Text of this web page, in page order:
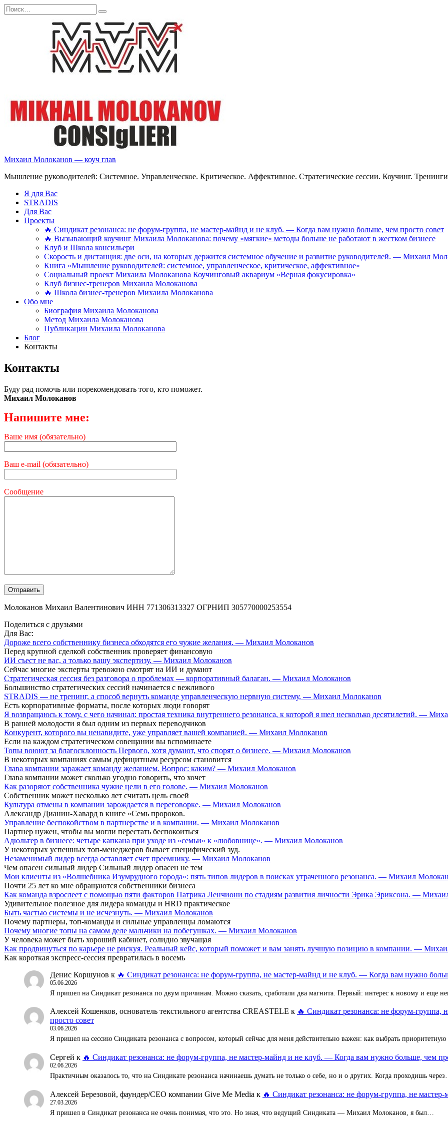
Перейти
к
Search
for:
Михаил Молоканов — коуч глав
Мышление руководителей: Системное. Управленческое. Критическое. Аффективное. Стратегические сессии. Коучинг.
Я для Вас
STRADIS
Для Вас
Проекты
🔥 Синдикат резонанса: не форум-группа, не мастер-майнд и не клуб. — Когда вам нужно больше, чем просто совет
🔥 Вызывающий коучинг Михаила Молоканова: почему «мягкие» методы больше не работают в жестком бизнесе
Клуб и Школа консильери
Скорость и дистанция: две оси, на которых держится системное обучение и развитие руководителей. — Михаил
Книга «Мышление руководителей: системное, управленческое, критическое, аффективное»
Социальный проект Михаила Молоканова Коучинговый аквариум «Верная фокусировка»
Клуб бизнес-тренеров Михаила Молоканова
🔥 Школа бизнес-тренеров Михаила Молоканова
Обо мне
Биография Михаила Молоканова
Метод Михаила Молоканова
Публикации Михаила Молоканова
Блог
Контакты
Контакты
Буду рад помочь или порекомендовать того, кто поможет.
Михаил Молоканов
Напишите мне:
Ваше имя (обязательно)
Ваш e-mail (обязательно)
Сообщение
Молоканов Михаил Валентинович ИНН 771306313327 ОГРНИП 305770000253554
Поделиться с друзьями
Для Вас:
Дороже всего собственнику бизнеса обходятся его чужие желания. — Михаил Молоканов
Перед крупной сделкой собственник проверяет финансовую
ИИ съест не вас, а только вашу экспертизу. — Михаил Молоканов
Сейчас многие эксперты тревожно смотрят на ИИ и думают
Стратегическая сессия без разговора о проблемах — корпоративный балаган. — Михаил Молоканов
Большинство стратегических сессий начинается с вежливого
STRADIS — не тренинг, а способ вернуть команде управленческую нервную систему. — Михаил Молоканов
Есть корпоративные форматы, после которых люди говорят
Я возвращаюсь к тому, с чего начинал: простая техника внутреннего резонанса, к которой я шел несколько десятилетий. —
В ранней молодости я был одним из первых переводчиков
Конкурент, которого вы ненавидите, уже управляет вашей компанией. — Михаил Молоканов
Если на каждом стратегическом совещании вы вспоминаете
Топы воюют за благосклонность Первого, хотя думают, что спорят о бизнесе. — Михаил Молоканов
В некоторых компаниях самым дефицитным ресурсом становится
Глава компании заражает команду желанием. Вопрос: каким? — Михаил Молоканов
Глава компании может сколько угодно говорить, что хочет
Как разоряют собственника чужие цели в его голове. — Михаил Молоканов
Собственник может несколько лет считать цель своей
Культура отмены в компании зарождается в переговорке. — Михаил Молоканов
Александр Дианин-Хавард в книге «Семь пророков.
Управление беспокойством в партнерстве и в компании. — Михаил Молоканов
Партнер нужен, чтобы вы могли перестать беспокоиться
Адюльтер в бизнесе: четыре капкана при уходе из «семьи» к «любовнице». — Михаил Молоканов
У некоторых успешных топ-менеджеров бывает специфический зуд.
Незаменимый лидер всегда оставляет счет преемнику. — Михаил Молоканов
Чем опасен сильный лидер Сильный лидер опасен не тем
Мои клиенты из «Волшебника Изумрудного города»: пять типов лидеров в поисках утраченного резонанса. — Михаил
Почти 25 лет ко мне обращаются собственники бизнеса
Как команда взрослеет с помощью пяти факторов Патрика Ленчиони по стадиям развития личности Эрика Эриксона. —
Удивительное полезное для лидера команды и HRD практическое
Быть частью системы и не исчезнуть. — Михаил Молоканов
Почему партнеры, топ-команды и сильные управленцы ломаются
Почему многие топы на самом деле мальчики на побегушках. — Михаил Молоканов
У человека может быть хороший кабинет, солидно звучащая
Как продвинуться по карьере не рискуя. Реальный кейс, который поможет и вам занять лучшую позицию в компании. —
Как короткая экспресс-сессия превратилась в восемь
Денис Коршунов к 🔥 Синдикат резонанса: не форум-группа, не мастер-майнд и не клуб. — Когда вам нужно
05.06.2026
Я пришел на Синдикат резонанса по двум причинам. Можно сказать, сработали два магнита. Первый: интерес к новому и еще
Алексей Кошенков, основатель текстильного агентства CREASTELE к 🔥 Синдикат резонанса: не форум-
просто совет
03.06.2026
Я пришел на сессию Синдиката резонанса с вопросом, который сейчас для меня действительно важен: как выбрать
Сергей к 🔥 Синдикат резонанса: не форум-группа, не мастер-майнд и не клуб. — Когда вам нужно больше, чем
02.06.2026
Практичным оказалось то, что на Синдикате резонанса начинаешь думать не только о себе, но и о других. Когда проходишь
Алексей Березовой, фаундер/СЕО компании Give Me Media к 🔥 Синдикат резонанса: не форум-группа, не
27.03.2026
Я пришел в Синдикат резонанса не очень понимая, что это. Но зная, что ведущий Синдиката — Михаил Молоканов, я был…